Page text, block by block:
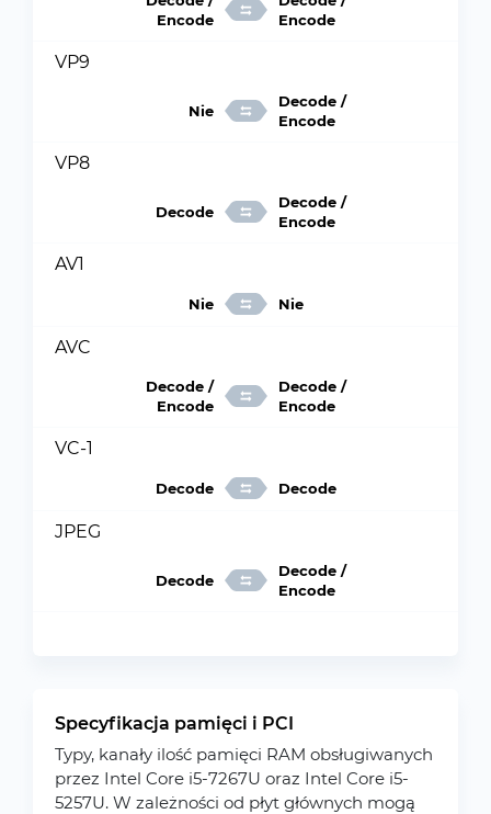
Encode
Encode
VP9
Nie
Decode /
Encode
VP8
Decode
Decode /
Encode
AV1
Nie Nie
AVC
Decode /
Encode
Decode /
Encode
VC-1
Decode Decode
JPEG
Decode
Decode /
Encode
Specyfikacja pamięci i PCI
Typy, kanały ilość pamięci RAM obsługiwanych
przez Intel Core i5-7267U oraz Intel Core i5-
5257U. W zależności od płyt głównych mogą